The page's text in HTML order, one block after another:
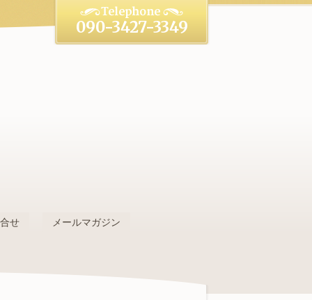
090-3427-3349
せ メールマガジン